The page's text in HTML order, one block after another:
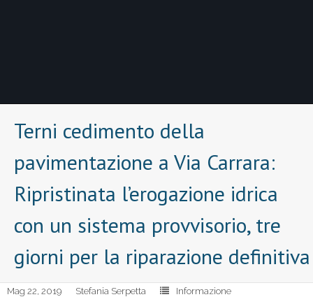
Terni cedimento della
pavimentazione a Via Carrara:
Ripristinata l’erogazione idrica
con un sistema provvisorio, tre
giorni per la riparazione definitiva
Mag 22, 2019 Stefania Serpetta
Informazione